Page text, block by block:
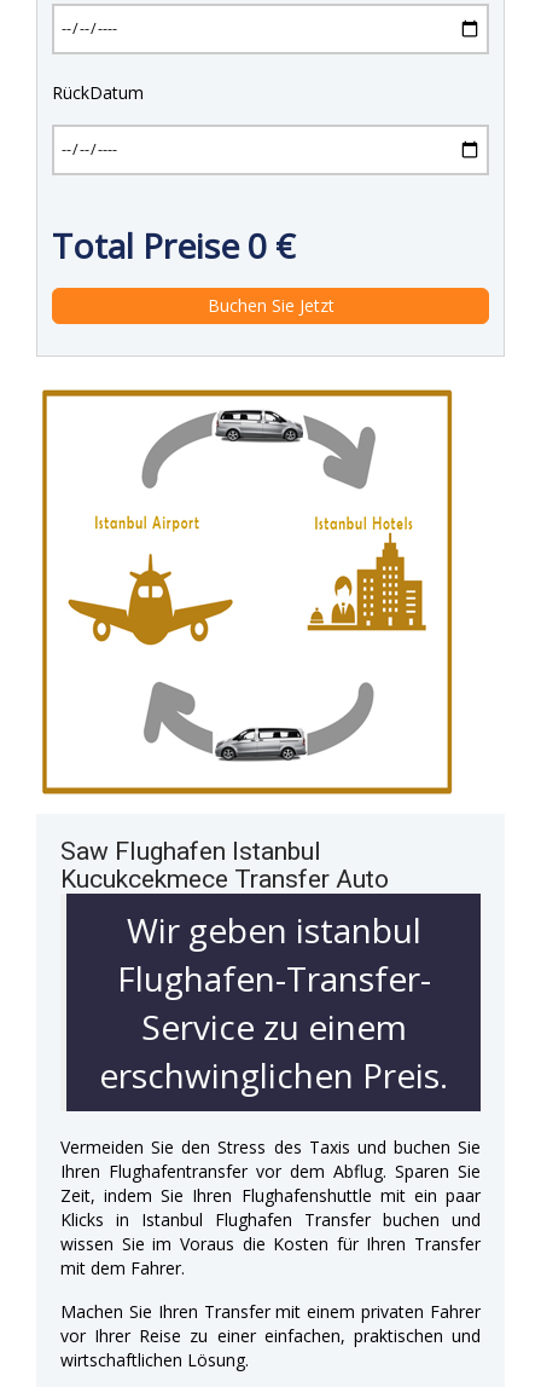
RückDatum
Total Preise0 €
Saw Flughafen Istanbul
Kucukcekmece Transfer Auto
Wir geben istanbul
Flughafen-Transfer-
Service zu einem
erschwinglichen Preis.
Vermeiden Sie den Stress des Taxis und buchen Sie
Ihren Flughafentransfer vor dem Abflug. Sparen Sie
Zeit, indem Sie Ihren Flughafenshuttle mit ein paar
Klicks in Istanbul Flughafen Transfer buchen und
wissen Sie im Voraus die Kosten für Ihren Transfer
mit dem Fahrer.
Machen Sie Ihren Transfer mit einem privaten Fahrer
vor Ihrer Reise zu einer einfachen, praktischen und
wirtschaftlichen Lösung.